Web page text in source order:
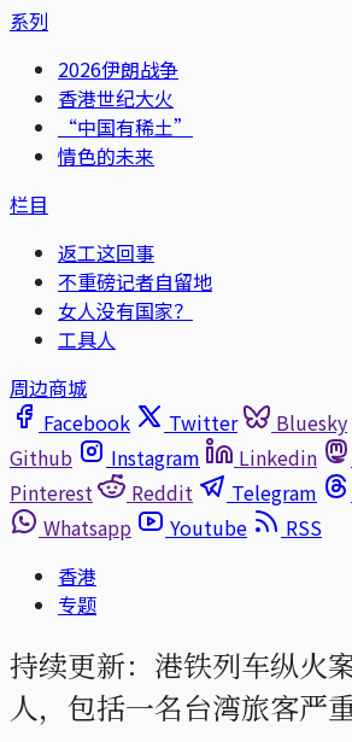
系列
2026伊朗战争
香港世纪大火
“中国有稀土”
情色的未来
栏目
返工这回事
不重磅记者自留地
女人没有国家？
工具人
周边商城
Facebook
Twitter Bluesky
Github
Instagram Linkedin
Pinterest
Reddit Telegram
Whatsapp
Youtube
RSS
香港
专题
持续更新：港铁列车纵火
人，包括一名台湾旅客严